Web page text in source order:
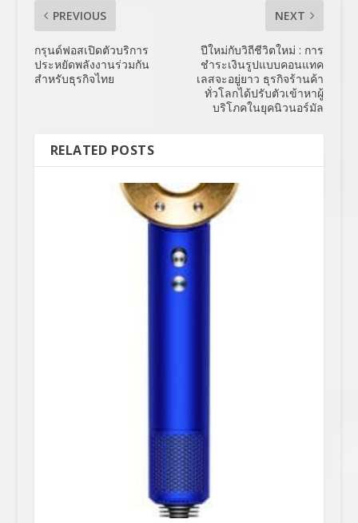
PREVIOUS
กรุนด์ฟอสเปิดตัวบริการ
ประหยัดพลังงานร่วมกัน
สำหรับธุรกิจไทย
NEXT
ปีใหม่กับวิถีชีวิตใหม่ : การ
ชำระเงินรูปแบบคอนแทค
เลสจะอยู่ยาว ธุรกิจร้านค้า
ทั่วโลกได้ปรับตัวเข้าหาผู้
บริโภคในยุคนิวนอร์มัล
RELATED POSTS